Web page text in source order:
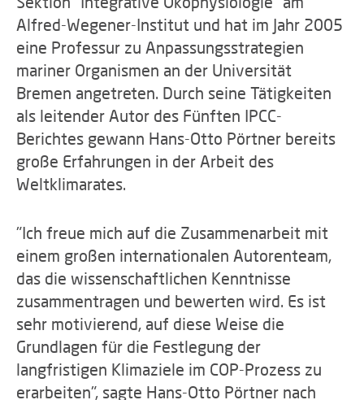
Alfred-Wegener-Institut und hat im Jahr 2005
eine Professur zu Anpassungsstrategien
mariner Organismen an der Universität
Bremen angetreten. Durch seine Tätigkeiten
als leitender Autor des Fünften IPCC-
Berichtes gewann Hans-Otto Pörtner bereits
große Erfahrungen in der Arbeit des
Weltklimarates.
"Ich freue mich auf die Zusammenarbeit mit
einem großen internationalen Autorenteam,
das die wissenschaftlichen Kenntnisse
zusammentragen und bewerten wird. Es ist
sehr motivierend, auf diese Weise die
Grundlagen für die Festlegung der
langfristigen Klimaziele im COP-Prozess zu
erarbeiten", sagte Hans-Otto Pörtner nach